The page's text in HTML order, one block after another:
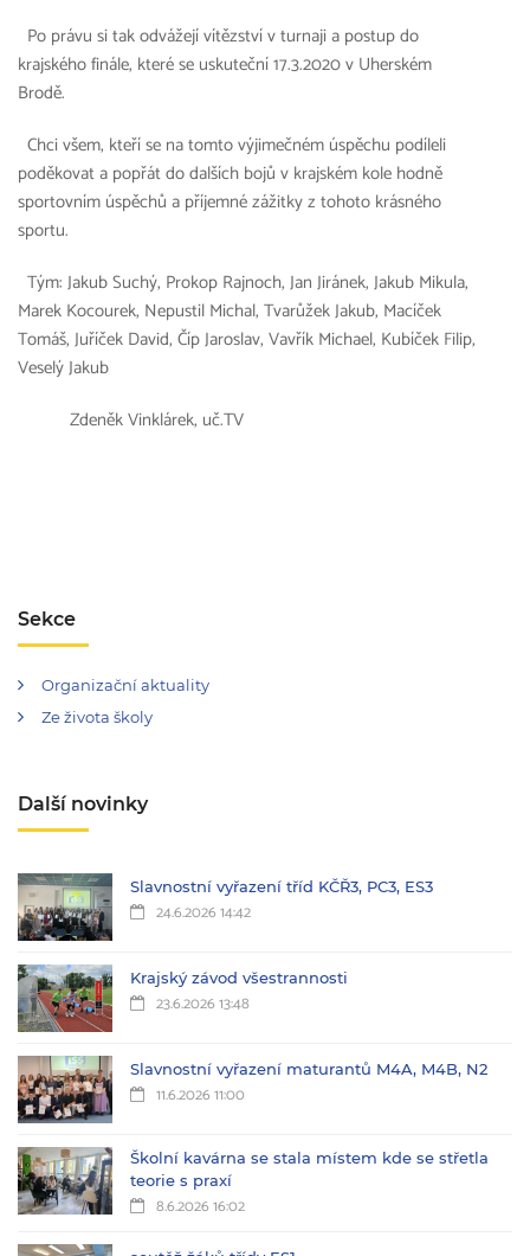
Po právu si tak odvážejí vítězství v turnaji a postup do
krajského finále, které se uskuteční 17.3.2020 v Uherském
Brodě.
Chci všem, kteří se na tomto výjimečném úspěchu podíleli
poděkovat a popřát do dalších bojů v krajském kole hodně
sportovním úspěchů a příjemné zážitky z tohoto krásného
sportu.
Tým: Jakub Suchý, Prokop Rajnoch, Jan Jiránek, Jakub Mikula,
Marek Kocourek, Nepustil Michal, Tvarůžek Jakub, Macíček
Tomáš, Juříček David, Číp Jaroslav, Vavřík Michael, Kubíček Filip,
Veselý Jakub
Zdeněk Vinklárek, uč.TV
Sekce
Organizační aktuality
Ze života školy
Další novinky
Slavnostní vyřazení tříd KČŘ3, PC3, ES3
24.6.2026 14:42
Krajský závod všestrannosti
23.6.2026 13:48
Slavnostní vyřazení maturantů M4A, M4B, N2
11.6.2026 11:00
Školní kavárna se stala místem kde se střetla
teorie s praxí
8.6.2026 16:02